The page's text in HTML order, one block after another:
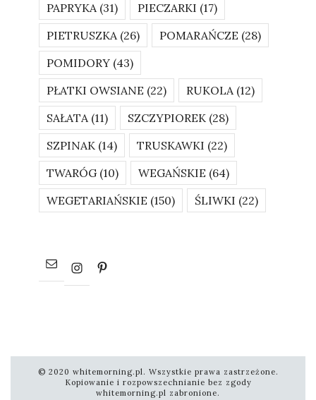
PAPRYKA(31) PIECZARKI (17)
PIETRUSZKA(26) POMARAŃCZE (28)
POMIDORY (43)
PŁATKI OWSIANE (22) RUKOLA(12)
SAŁATA(11) SZCZYPIOREK (28)
SZPINAK (14) TRUSKAWKI (22)
TWARÓG (10) WEGAŃSKIE (64)
WEGETARIAŃSKIE (150) ŚLIWKI (22)
© 2020 whitemorning.pl. Wszystkie prawa zastrzeżone.
Kopiowanie i rozpowszechnianie bez zgody
whitemorning.pl zabronione.